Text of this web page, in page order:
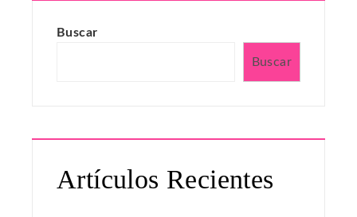
Buscar
Buscar
Artículos Recientes